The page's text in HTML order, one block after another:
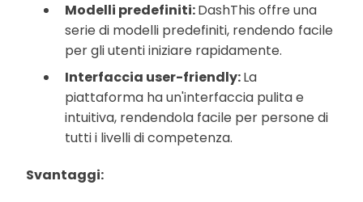
Modelli predefiniti:DashThis offre una
serie di modelli predefiniti, rendendo facile
per gli utenti iniziare rapidamente.
Interfaccia user-friendly:La
piattaforma ha un'interfaccia pulita e
intuitiva, rendendola facile per persone di
tutti i livelli di competenza.
Svantaggi: